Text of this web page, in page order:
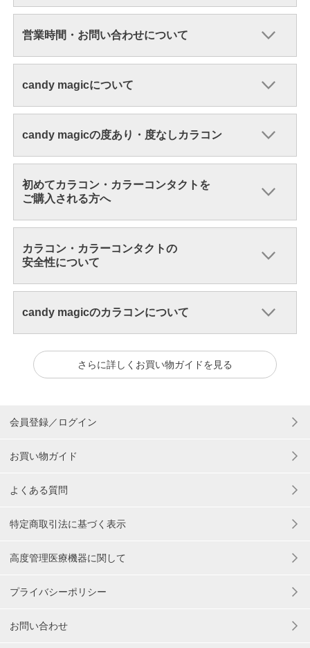
営業時間・お問い合わせについて
candy magicについて
candy magicの度あり・度なしカラコン
初めてカラコン・カラーコンタクトを
ご購入される方へ
カラコン・カラーコンタクトの
安全性について
candy magicのカラコンについて
さらに詳しくお買い物ガイドを見る
会員登録／ログイン
お買い物ガイド
よくある質問
特定商取引法に基づく表示
高度管理医療機器に関して
プライバシーポリシー
お問い合わせ